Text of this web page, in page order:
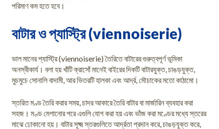
পরিমাণ কম হতে হবে।
বাটার ও প্যাস্ট্রি (viennoiserie)
ভাল মানের প্যাস্ট্রি (viennoiserie) তৈরিতে বাটারের গুরুত্বপূর্ণ ভূমিকা
অনস্বীকার্য। বলা হয় খাঁটি ক্রাসোঁ মানেই বাইরের দিকটি বাটারযুক্ত, চাঙড়যুক্ত,
মুচমুচে সোনালি বাদামী, আর ভিতরটি হালকা এবং আর্দ্র, মৌচাকের মতো কাঠামো।
স্তরিত মণ্ড তৈরি করার সময়, চাদর আকারে তৈরি বাটার বা মার্জারিন ব্যবহার করা
সহজ। মণ্ড মেশানোর পরে এগুলি যোগ করা হয় এবং ভাঁজ করা মণ্ডের মধ্যে স্তরের
মাঝে ঢোকানো হয়। বাটার সূক্ষ্ম স্তরগুলিতে আর্দ্রতা প্রদান করে, চাঙড়যুক্ত করে,